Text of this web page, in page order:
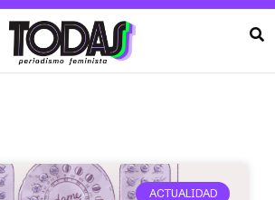
ACTUALIDAD